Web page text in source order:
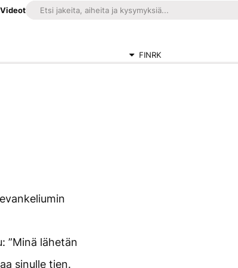
Videot
FINRK
”Minä lähetän
sinulle tien.